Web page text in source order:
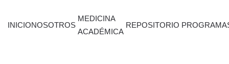
INICIONOSOTROS
MEDICINA
ACADÉMICA
REPOSITORIO